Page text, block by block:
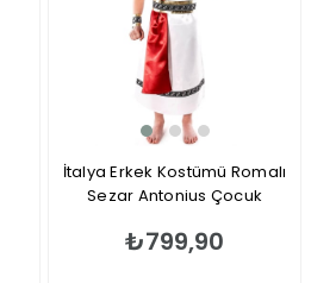
İtalya Erkek Kostümü Romalı
Sezar Antonius Çocuk
₺799,90